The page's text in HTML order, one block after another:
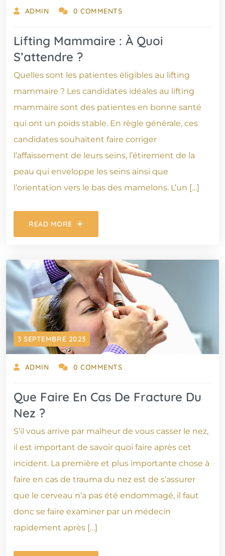
ADMIN 0 COMMENTS
Lifting Mammaire : À Quoi
S’attendre ?
Quelles sont les patientes éligibles au lifting
mammaire ? Les candidates idéales au lifting
mammaire sont des patientes en bonne santé
qui ont un poids stable. En règle générale, ces
candidates souhaitent faire corriger
l’affaissement de leurs seins, l’étirement de la
peau qui enveloppe les seins ainsi que
l’orientation vers le bas des mamelons. L’un […]
READ MORE
3 SEPTEMBRE 2023
ADMIN 0 COMMENTS
Que Faire En Cas De Fracture Du
Nez ?
S’il vous arrive par malheur de vous casser le nez,
il est important de savoir quoi faire après cet
incident. La première et plus importante chose à
faire en cas de trauma du nez est de s’assurer
que le cerveau n’a pas été endommagé, il faut
donc se faire examiner par un médecin
rapidement après […]